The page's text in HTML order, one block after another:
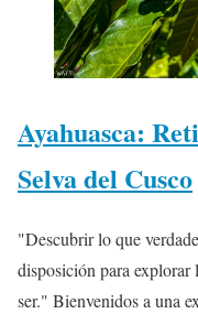
Ayahuasca:
Selva del Cusco
"Descubrir lo que
disposición para explorar
ser." Bienvenidos a una